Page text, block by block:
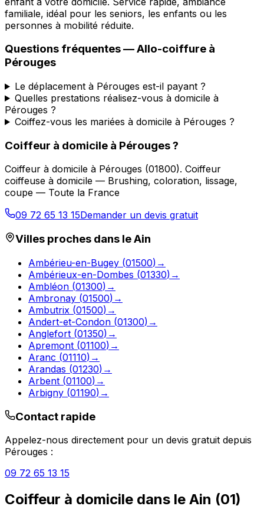
familiale, idéal pour les seniors, les enfants ou les
personnes à mobilité réduite.
Questions fréquentes —Allo-coiffure à
Pérouges
Le déplacement à Pérouges est-il payant ?
Quelles prestations réalisez-vous à domicile à
Pérouges ?
Coiffez-vous les mariées à domicile à Pérouges ?
Coiffeur à domicile à Pérouges?
Coiffeur à domicile à Pérouges (01800). Coiffeur
coiffeuse à domicile — Brushing, coloration, lissage,
coupe — Toute la France
09 72 65 13 15Demander un devis gratuit
Villes proches dans leAin
Ambérieu-en-Bugey (01500) →
Ambérieux-en-Dombes (01330) →
Ambléon (01300) →
Ambronay (01500) →
Ambutrix (01500) →
Andert-et-Condon (01300) →
Anglefort (01350) →
Apremont (01100) →
Aranc (01110) →
Arandas (01230) →
Arbent (01100) →
Arbigny (01190) →
Contact rapide
Appelez-nous directement pour un devis gratuit depuis
Pérouges :
09 72 65 13 15
Coiffeur à domicile dans le Ain (01)